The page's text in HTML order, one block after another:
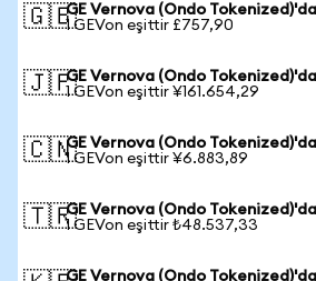
🇬🇧GE Vernova (Ondo
1 GEVon eşittir £757,90
🇯🇵GE Vernova (Ondo
1 GEVon eşittir ¥161.654,29
🇨🇳GE Vernova (Ondo
1 GEVon eşittir ¥6.883,89
🇹🇷GE Vernova (Ondo
1 GEVon eşittir ₺48.537,33
GE Vernova (Ondo